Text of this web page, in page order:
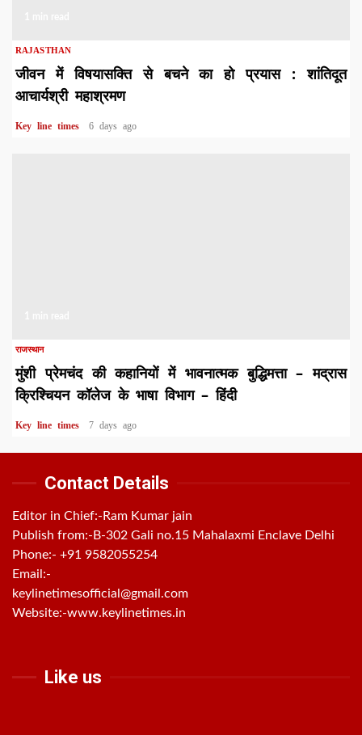
RAJASTHAN
जीवन में विषयासक्ति से बचने का हो प्रयास : शांतिदूत
आचार्यश्री महाश्रमण
Key line times 6 days ago
राजस्थान
मुंशी प्रेमचंद की कहानियों में भावनात्मक बुद्धिमत्ता – मद्रास
क्रिश्चियन कॉलेज के भाषा विभाग – हिंदी
Key line times 7 days ago
Contact Details
Editor in Chief:-Ram Kumar jain
Publish from:- B-302 Gali no.15 Mahalaxmi Enclave Delhi
Phone:- +91 9582055254
Email:-
keylinetimesofficial@gmail.com
Website:-www.keylinetimes.in
Like us